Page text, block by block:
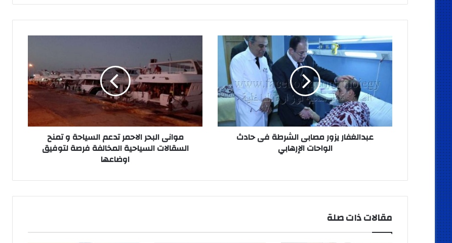
عبدالغفار
يزور
مصابى
الشرطة
الواحات
الإرهابي
عبدالغفار يزور مصابى الشرطة فى حادث
الواحات الإرهابي
الاحمر
تدعم
السياحة
و
تمنح
السقالات
السياحية
المخالفة
فرصة
موانى البحر الاحمر تدعم السياحة و تمنح
السقالات السياحية المخالفة فرصة لتوفيق
اوضاعها
مقالات ذات صلة